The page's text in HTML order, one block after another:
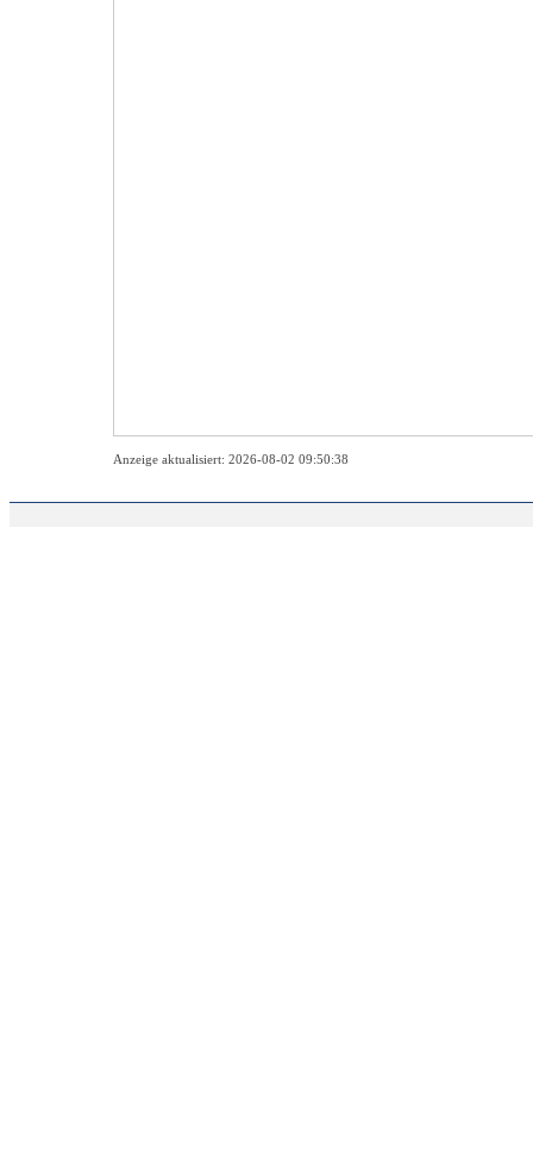
Anzeige aktualisiert: 2026-08-02 09:50:38